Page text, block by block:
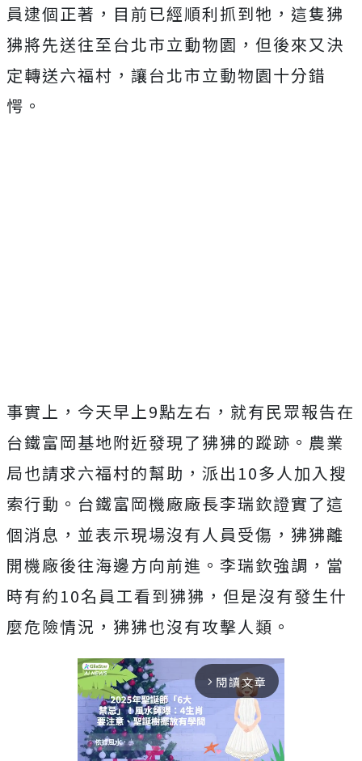
員逮個正著，目前已經順利抓到牠，這隻狒
狒將先送往至台北市立動物園，但後來又決
定轉送六福村，讓台北市立動物園十分錯
愕。
事實上，今天早上9點左右，就有民眾報告在
台鐵富岡基地附近發現了狒狒的蹤跡。農業
局也請求六福村的幫助，派出10多人加入搜
索行動。 台鐵富岡機廠廠長李瑞欽證實了這
個消息，並表示現場沒有人員受傷，狒狒離
開機廠後往海邊方向前進。李瑞欽強調，當
時有約10名員工看到狒狒，但是沒有發生什
麼危險情況，狒狒也沒有攻擊人類。
arrow_forward_ios 閱讀文章